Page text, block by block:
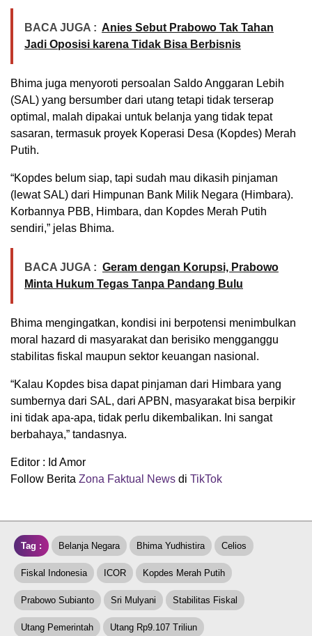
BACA JUGA : Anies Sebut Prabowo Tak Tahan
Jadi Oposisi karena Tidak Bisa Berbisnis
Bhima juga menyoroti persoalan Saldo Anggaran Lebih
(SAL) yang bersumber dari utang tetapi tidak terserap
optimal, malah dipakai untuk belanja yang tidak tepat
sasaran, termasuk proyek Koperasi Desa (Kopdes) Merah
Putih.
“Kopdes belum siap, tapi sudah mau dikasih pinjaman
(lewat SAL) dari Himpunan Bank Milik Negara (Himbara).
Korbannya PBB, Himbara, dan Kopdes Merah Putih
sendiri,” jelas Bhima.
BACA JUGA : Geram dengan Korupsi, Prabowo
Minta Hukum Tegas Tanpa Pandang Bulu
Bhima mengingatkan, kondisi ini berpotensi menimbulkan
moral hazard di masyarakat dan berisiko mengganggu
stabilitas fiskal maupun sektor keuangan nasional.
“Kalau Kopdes bisa dapat pinjaman dari Himbara yang
sumbernya dari SAL, dari APBN, masyarakat bisa berpikir
ini tidak apa-apa, tidak perlu dikembalikan. Ini sangat
berbahaya,” tandasnya.
Editor : Id Amor
Follow Berita Zona Faktual News di TikTok
Tag : Belanja Negara Bhima Yudhistira Celios
Fiskal Indonesia ICOR Kopdes Merah Putih
Prabowo Subianto Sri Mulyani Stabilitas Fiskal
Utang Pemerintah Utang Rp9.107 Triliun